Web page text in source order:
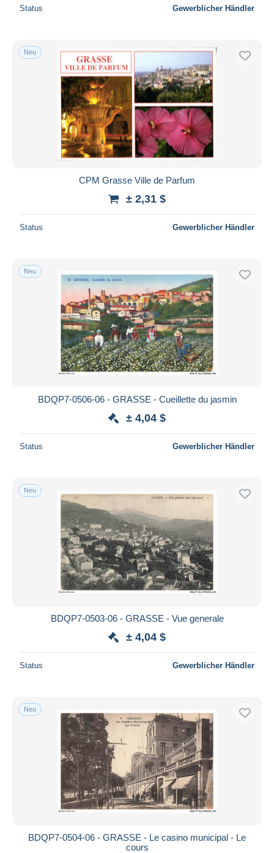
Status Gewerblicher Händler
Neu
CPM Grasse Ville de Parfum
± 2,31 $
Status Gewerblicher Händler
Neu
BDQP7-0506-06 - GRASSE - Cueillette du jasmin
± 4,04 $
Status Gewerblicher Händler
Neu
BDQP7-0503-06 - GRASSE - Vue generale
± 4,04 $
Status Gewerblicher Händler
Neu
BDQP7-0504-06 - GRASSE - Le casino municipal - Le
cours